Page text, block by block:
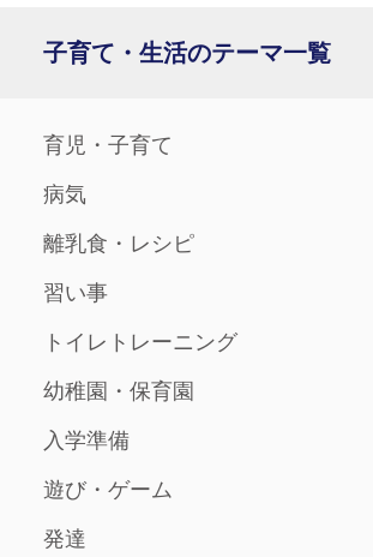
子育て・生活のテーマ一覧
育児・子育て
病気
離乳食・レシピ
習い事
トイレトレーニング
幼稚園・保育園
入学準備
遊び・ゲーム
発達